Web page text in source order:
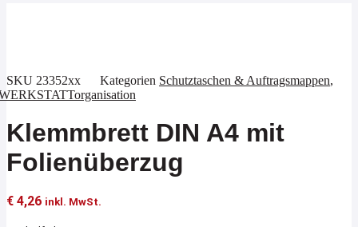
SKU 23352xx Kategorien Schutztaschen & Auftragsmappen,
Klemmbrett DIN A4 mit
Folienüberzug
€ 4,26 inkl. MwSt.